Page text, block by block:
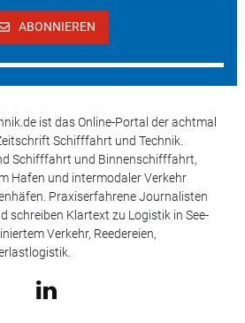
ABONNIEREN
ist das Online-Portal der achtmal
Schifffahrt und Technik.
Schifffahrt und Binnenschifffahrt,
Hafen und intermodaler Verkehr
Praxiserfahrene Journalisten
schreiben Klartext zu Logistik in See-
Verkehr, Reedereien,